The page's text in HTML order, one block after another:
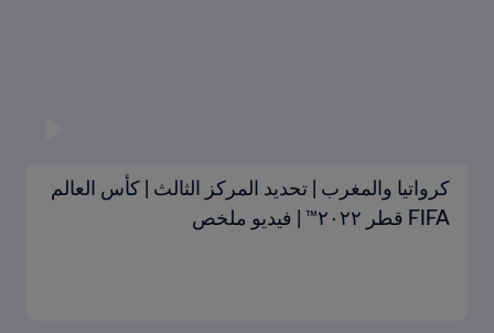
كرواتيا والمغرب | تحديد المركز الثالث | كأس العالم
FIFA قطر ٢٠٢٢™ | فيديو ملخص